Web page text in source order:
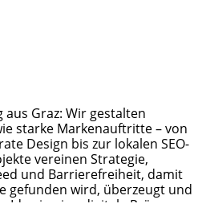
Graz: Wir gestalten
starke Markenauftritte – von
Design bis zur lokalen SEO-
vereinen Strategie,
und Barrierefreiheit, damit
gefunden wird, überzeugt und
Idee in eine digitale Präsenz,